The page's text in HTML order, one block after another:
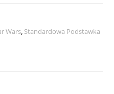
Wars, Standardowa Podstawka